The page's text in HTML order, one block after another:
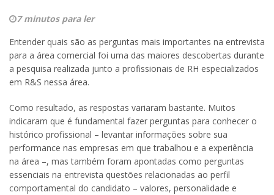
7 minutos para ler
Entender quais são as perguntas mais importantes na entrevista
para a área comercial foi uma das maiores descobertas durante
a pesquisa realizada junto a profissionais de RH especializados
em R&S nessa área.
Como resultado, as respostas variaram bastante. Muitos
indicaram que é fundamental fazer perguntas para conhecer o
histórico profissional – levantar informações sobre sua
performance nas empresas em que trabalhou e a experiência
na área –, mas também foram apontadas como perguntas
essenciais na entrevista questões relacionadas ao perfil
comportamental do candidato – valores, personalidade e